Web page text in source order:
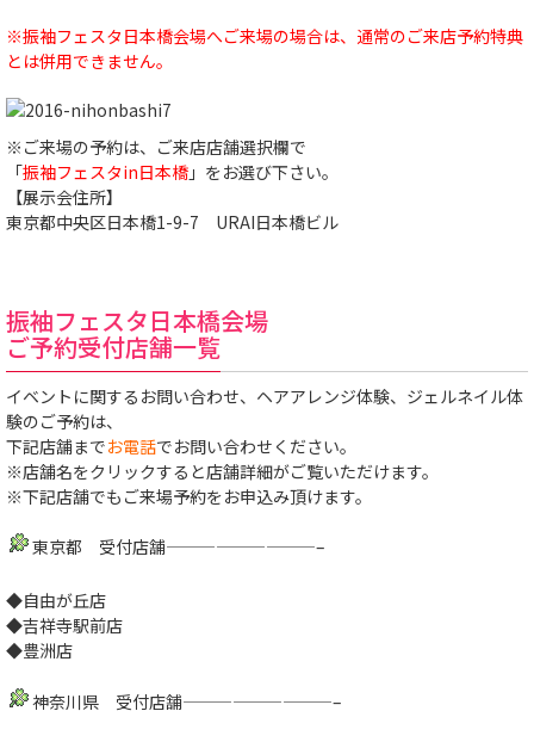
※振袖フェスタ日本橋会場へご来場の場合は、通常のご来店予約特典
とは併用できません。
※ご来場の予約は、ご来店店舗選択欄で
「振袖フェスタin日本橋 」をお選び下さい。
【展示会住所】
東京都中央区日本橋1-9-7 URAI日本橋ビル
振袖フェスタ日本橋会場
ご予約受付店舗一覧
イベントに関するお問い合わせ、ヘアアレンジ体験、ジェルネイル体
験のご予約は、
下記店舗までお電話でお問い合わせください。
※店舗名をクリックすると店舗詳細がご覧いただけます。
※下記店舗でもご来場予約をお申込み頂けます。
東京都 受付店舗—————————–
◆自由が丘店
◆吉祥寺駅前店
◆豊洲店
神奈川県 受付店舗—————————–